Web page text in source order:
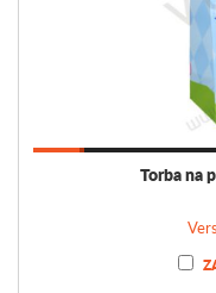
Torba na